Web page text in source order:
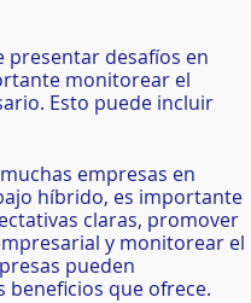
desafíos en
monitorear el
Esto puede incluir
empresas en
híbrido, es importante
claras, promover
y monitorear el
pueden
que ofrece.